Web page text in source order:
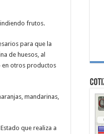
frutos.
para que la
de huesos, al
en otros productos
mandarinas,
que realiza a